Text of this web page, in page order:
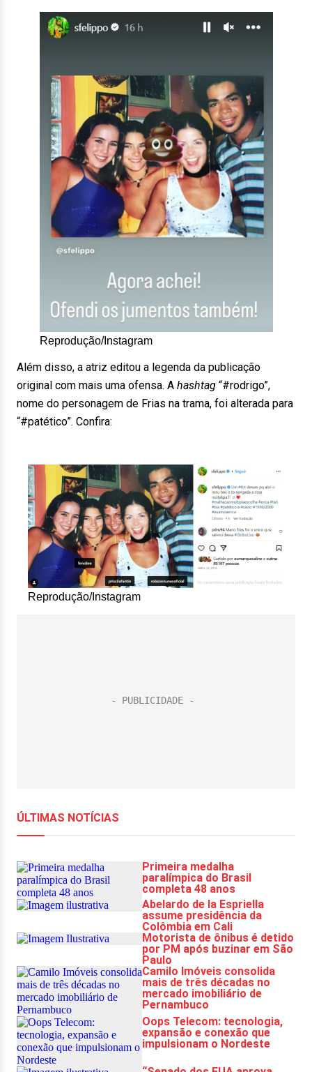
Reprodução/Instagram
Além disso, a atriz editou a legenda da publicação
original com mais uma ofensa. A hashtag “#rodrigo”,
nome do personagem de Frias na trama, foi alterada para
“#patético”. Confira:
Reprodução/Instagram